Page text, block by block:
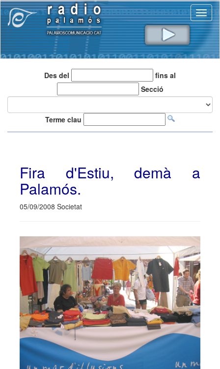
Des del
fins al
Secció
Terme clau
Fira d'Estiu, demà a
Palamós.
05/09/2008 Societat